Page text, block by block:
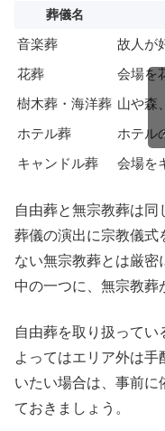
葬儀名
音楽葬
故人が
花葬
会場を
樹木葬・海洋葬 山や森
ホテル葬
ホテル
キャンドル葬
会場を
自由葬と無宗教葬は
葬儀の演出に宗教儀式
ない無宗教葬とは厳
中の一つに、無宗教葬
自由葬を取り扱ってい
よってはエリア外は
いたい場合は、事前
ておきましょう。